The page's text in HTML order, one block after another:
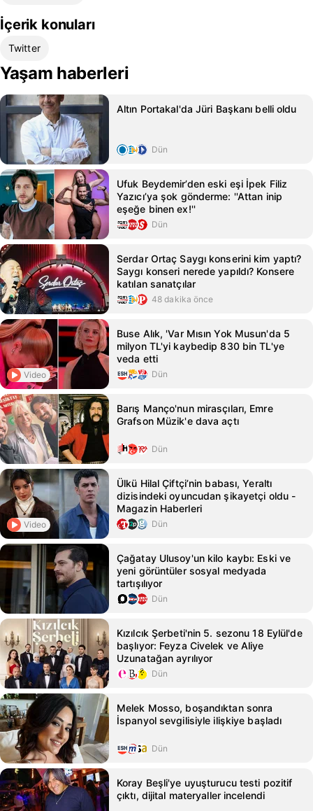
İçerik konuları
Twitter
Yaşam haberleri
Altın Portakal'da Jüri Başkanı belli oldu
Dün
Ufuk Beydemir’den eski eşi İpek Filiz
Yazıcı’ya şok gönderme: ''Attan inip
eşeğe binen ex!''
Dün
Serdar Ortaç Saygı konserini kim yaptı?
Saygı konseri nerede yapıldı? Konsere
katılan sanatçılar
48 dakika önce
Video
Buse Alık, 'Var Mısın Yok Musun'da 5
milyon TL'yi kaybedip 830 bin TL'ye
veda etti
Dün
Barış Manço'nun mirasçıları, Emre
Grafson Müzik'e dava açtı
Dün
Video
Ülkü Hilal Çiftçi’nin babası, Yeraltı
dizisindeki oyuncudan şikayetçi oldu -
Magazin Haberleri
Dün
Çağatay Ulusoy'un kilo kaybı: Eski ve
yeni görüntüler sosyal medyada
tartışılıyor
Dün
Kızılcık Şerbeti'nin 5. sezonu 18 Eylül'de
başlıyor: Feyza Civelek ve Aliye
Uzunatağan ayrılıyor
Dün
Melek Mosso, boşandıktan sonra
İspanyol sevgilisiyle ilişkiye başladı
Dün
Koray Beşli'ye uyuşturucu testi pozitif
çıktı, dijital materyaller incelendi